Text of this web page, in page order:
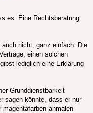
es. Eine Rechtsberatung
nicht, ganz einfach. Die
einen solchen
lediglich eine Erklärung
Grunddienstbarkeit
sagen könnte, dass er nur
anmalen